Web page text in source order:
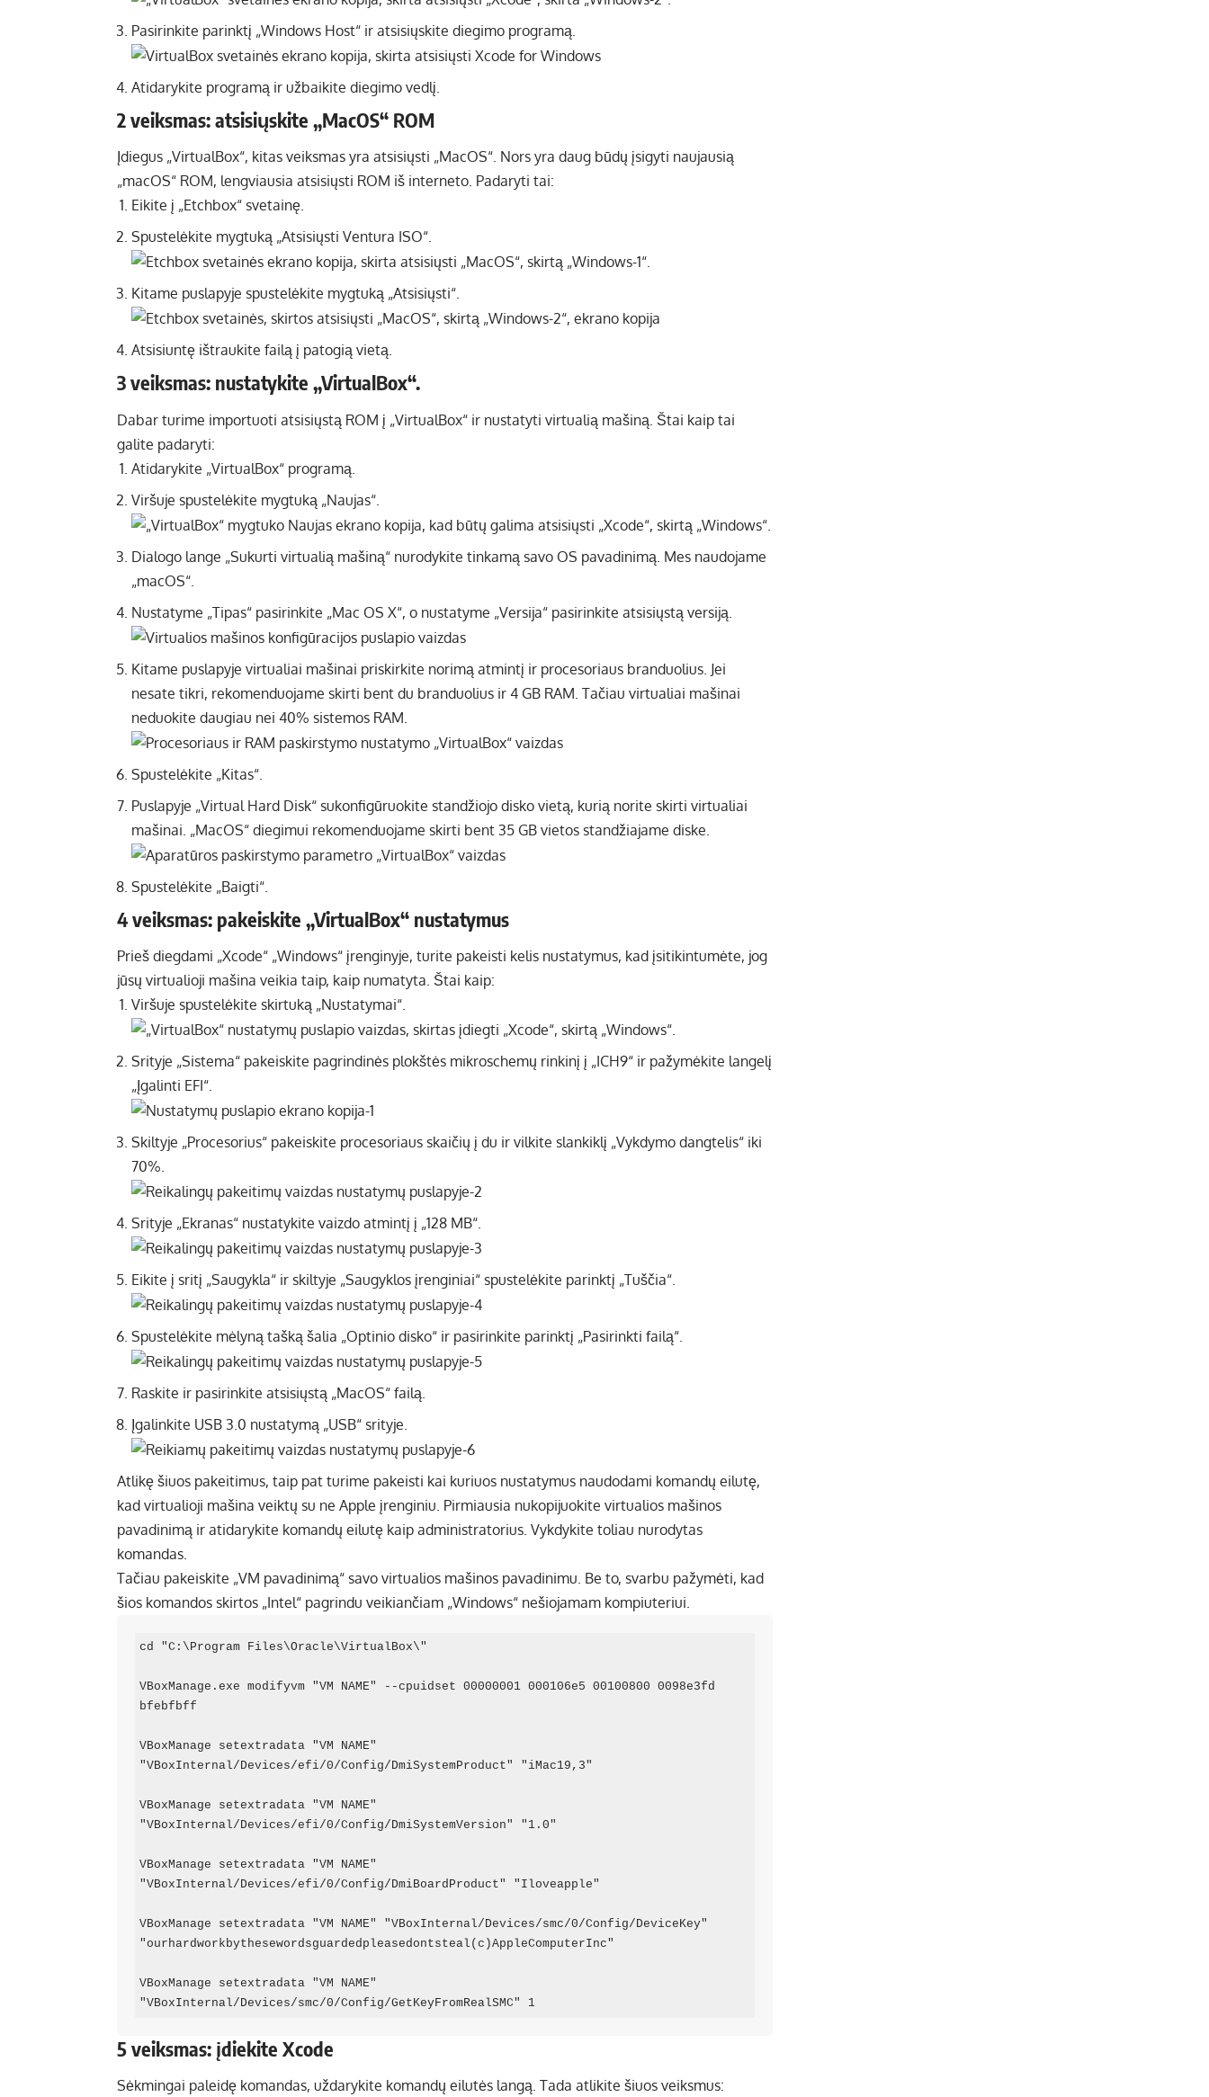
Pasirinkite parinktį „Windows Host“ ir atsisiųskite diegimo programą.
Atidarykite programą ir užbaikite diegimo vedlį.
2 veiksmas: atsisiųskite „MacOS“ ROM
Įdiegus „VirtualBox“, kitas veiksmas yra atsisiųsti „MacOS“. Nors yra daug būdų įsigyti naujausią
„macOS“ ROM, lengviausia atsisiųsti ROM iš interneto. Padaryti tai:
Eikite į „Etchbox“ svetainę.
Spustelėkite mygtuką „Atsisiųsti Ventura ISO“.
Kitame puslapyje spustelėkite mygtuką „Atsisiųsti“.
Atsisiuntę ištraukite failą į patogią vietą.
3 veiksmas: nustatykite „VirtualBox“.
Dabar turime importuoti atsisiųstą ROM į „VirtualBox“ ir nustatyti virtualią mašiną. Štai kaip tai
galite padaryti:
Atidarykite „VirtualBox“ programą.
Viršuje spustelėkite mygtuką „Naujas“.
Dialogo lange „Sukurti virtualią mašiną“ nurodykite tinkamą savo OS pavadinimą. Mes naudojame
„macOS“.
Nustatyme „Tipas“ pasirinkite „Mac OS X“, o nustatyme „Versija“ pasirinkite atsisiųstą versiją.
Kitame puslapyje virtualiai mašinai priskirkite norimą atmintį ir procesoriaus branduolius. Jei
nesate tikri, rekomenduojame skirti bent du branduolius ir 4 GB RAM. Tačiau virtualiai mašinai
neduokite daugiau nei 40% sistemos RAM.
Spustelėkite „Kitas“.
Puslapyje „Virtual Hard Disk“ sukonfigūruokite standžiojo disko vietą, kurią norite skirti virtualiai
mašinai. „MacOS“ diegimui rekomenduojame skirti bent 35 GB vietos standžiajame diske.
Spustelėkite „Baigti“.
4 veiksmas: pakeiskite „VirtualBox“ nustatymus
Prieš diegdami „Xcode“ „Windows“ įrenginyje, turite pakeisti kelis nustatymus, kad įsitikintumėte, jog
jūsų virtualioji mašina veikia taip, kaip numatyta. Štai kaip:
Viršuje spustelėkite skirtuką „Nustatymai“.
Srityje „Sistema“ pakeiskite pagrindinės plokštės mikroschemų rinkinį į „ICH9“ ir pažymėkite langelį
„Įgalinti EFI“.
Skiltyje „Procesorius“ pakeiskite procesoriaus skaičių į du ir vilkite slankiklį „Vykdymo dangtelis“ iki
70%.
Srityje „Ekranas“ nustatykite vaizdo atmintį į „128 MB“.
Eikite į sritį „Saugykla“ ir skiltyje „Saugyklos įrenginiai“ spustelėkite parinktį „Tuščia“.
Spustelėkite mėlyną tašką šalia „Optinio disko“ ir pasirinkite parinktį „Pasirinkti failą“.
Raskite ir pasirinkite atsisiųstą „MacOS“ failą.
Įgalinkite USB 3.0 nustatymą „USB“ srityje.
Atlikę šiuos pakeitimus, taip pat turime pakeisti kai kuriuos nustatymus naudodami komandų eilutę,
kad virtualioji mašina veiktų su ne Apple įrenginiu. Pirmiausia nukopijuokite virtualios mašinos
pavadinimą ir atidarykite komandų eilutę kaip administratorius. Vykdykite toliau nurodytas
komandas.
Tačiau pakeiskite „VM pavadinimą“ savo virtualios mašinos pavadinimu. Be to, svarbu pažymėti, kad
šios komandos skirtos „Intel“ pagrindu veikiančiam „Windows“ nešiojamam kompiuteriui.
cd "C:\Program Files\Oracle\VirtualBox\"
VBoxManage.exe modifyvm "VM NAME" --cpuidset 00000001 000106e5 00100800 0098e3fd
bfebfbff
VBoxManage setextradata "VM NAME"
"VBoxInternal/Devices/efi/0/Config/DmiSystemProduct" "iMac19,3"
VBoxManage setextradata "VM NAME"
"VBoxInternal/Devices/efi/0/Config/DmiSystemVersion" "1.0"
VBoxManage setextradata "VM NAME"
"VBoxInternal/Devices/efi/0/Config/DmiBoardProduct" "Iloveapple"
VBoxManage setextradata "VM NAME" "VBoxInternal/Devices/smc/0/Config/DeviceKey"
"ourhardworkbythesewordsguardedpleasedontsteal(c)AppleComputerInc"
VBoxManage setextradata "VM NAME"
5 veiksmas: įdiekite Xcode
Sėkmingai paleidę komandas, uždarykite komandų eilutės langą. Tada atlikite šiuos veiksmus: